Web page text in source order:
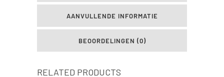
AANVULLENDE INFORMATIE
BEOORDELINGEN (0)
RELATED PRODUCTS